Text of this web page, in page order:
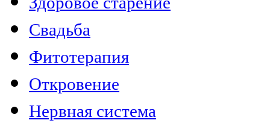
Свадьба
Фитотерапия
Откровение
Нервная система